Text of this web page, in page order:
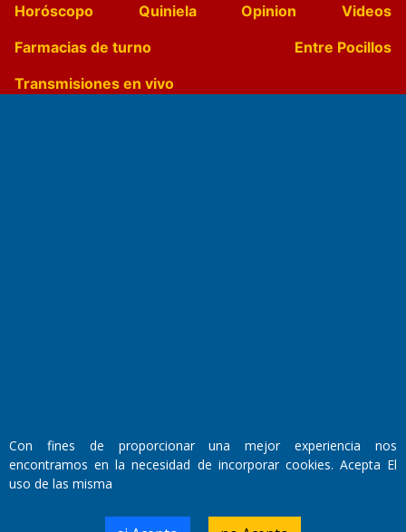
Horóscopo
Quiniela Opinion
Videos
Farmacias de turno
Entre Pocillos
Transmisiones en vivo
Propietario: El Diario SRL
Director Periodístico:
Walter René Goñi
Con fines de proporcionar una mejor experiencia nos
encontramos en la necesidad de incorporar cookies. Acepta El
uso de las misma